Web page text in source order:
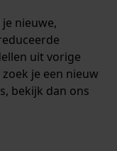
nieuwe,
uit vorige
je een nieuw
bekijk dan ons